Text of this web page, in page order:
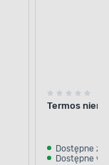
Termos
Dostępne z
Dostępne w